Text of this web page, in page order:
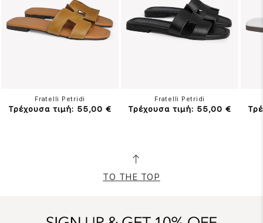
Fratelli Petridi
Τρέχουσα τιμή: 55,00 €
Fratelli Petridi
Τρέχουσα τιμή: 55,00 €
TO THE TOP